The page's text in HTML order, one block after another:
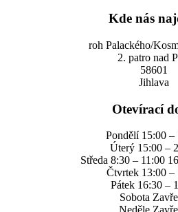
Kde nás
roh Palackého/
2. patro nad
58601
Jihlava
Otevírací
Pondělí 15:00 –
Úterý 15:00 –
Středa 8:30 – 11:00
Čtvrtek 13:00 –
Pátek 16:30 –
Sobota